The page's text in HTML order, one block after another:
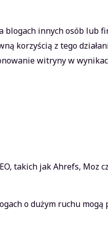
blogach innych osób lub
korzyścią z tego
witryny w
takich jak Ahrefs, Moz
o dużym ruchu mogą